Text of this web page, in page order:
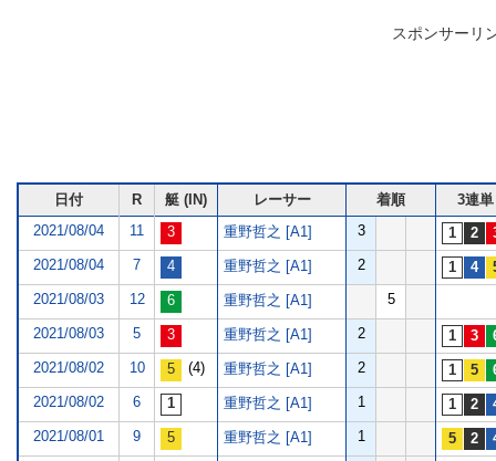
スポンサーリ
日付 R 艇 (IN) レーサー 着順
3連単
2021/08/04
11 重野哲之 [A1] 3
2021/08/04 7 重野哲之 [A1] 2
2021/08/03 12 重野哲之 [A1] 5
2021/08/03 5 重野哲之 [A1] 2
2021/08/02 10 (4) 重野哲之 [A1] 2
2021/08/02 6 重野哲之 [A1] 1
2021/08/01 9 重野哲之 [A1] 1